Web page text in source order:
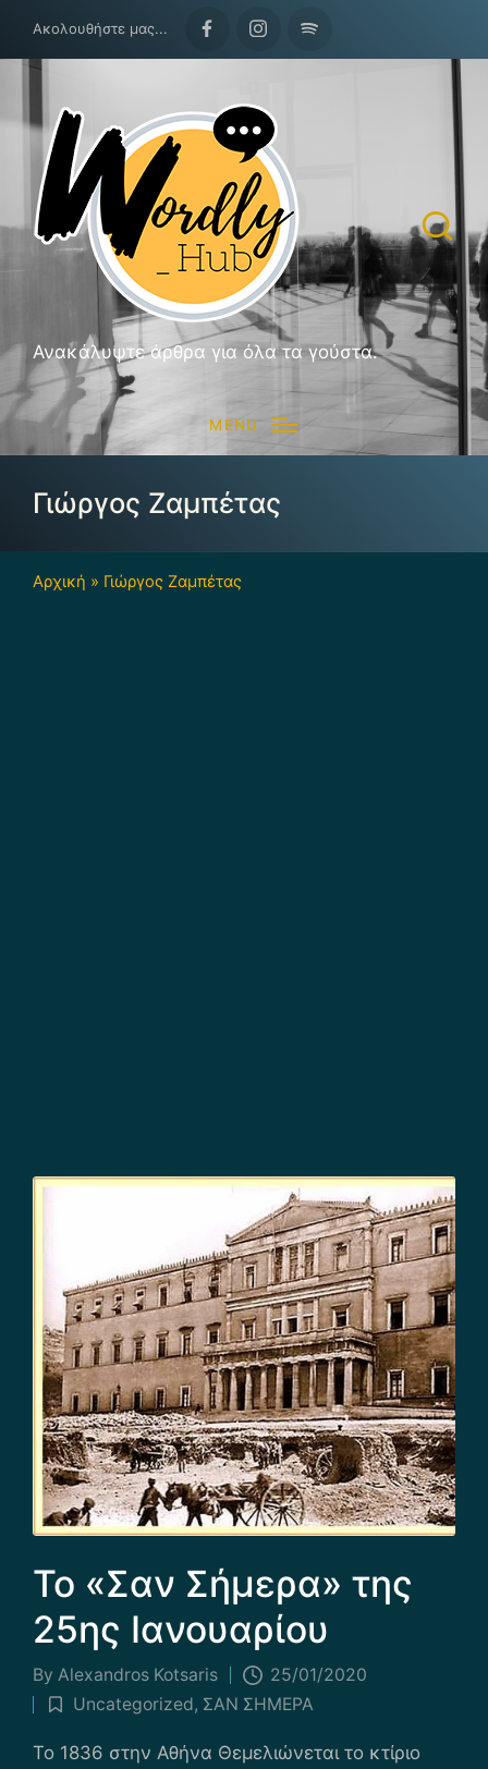
Ακολουθήστε μας...
FacebookInstagramSpotify
Ανακάλυψτε άρθρα για όλα τα γούστα.
MENU
Γιώργος Ζαμπέτας
Αρχική » Γιώργος Ζαμπέτας
Το «Σαν Σήμερα» της
25ης Ιανουαρίου
Posted
by
By Alexandros Kotsaris 25/01/2020
Posted
in
Uncategorized, ΣΑΝ ΣΗΜΕΡΑ
Το 1836 στην Αθήνα Θεμελιώνεται το κτίριο